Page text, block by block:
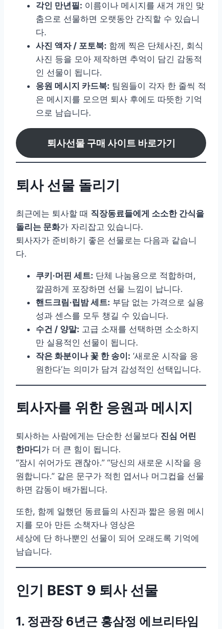
각인 만년필: 이름이나 메시지를 새겨 개인 맞
춤으로 선물하면 오랫동안 간직할 수 있습니
다.
사진 액자 / 포토북: 함께 찍은 단체사진, 회식
사진 등을 모아 제작하면 추억이 담긴 감동적
인 선물이 됩니다.
응원 메시지 카드북: 팀원들이 각자 한 줄씩 적
은 메시지를 모으면 퇴사 후에도 따뜻한 기억
으로 남습니다.
퇴사선물 구매 사이트 바로가기
퇴사 선물 돌리기
최근에는 퇴사할 때 직장동료들에게 소소한 간식을
돌리는 문화가 자리잡고 있습니다.
퇴사자가 준비하기 좋은 선물로는 다음과 같습니
다.
쿠키·머핀 세트: 단체 나눔용으로 적합하며,
깔끔하게 포장하면 선물 느낌이 납니다.
핸드크림·립밤 세트: 부담 없는 가격으로 실용
성과 센스를 모두 챙길 수 있습니다.
수건 / 양말: 고급 소재를 선택하면 소소하지
만 실용적인 선물이 됩니다.
작은 화분이나 꽃 한 송이: ‘새로운 시작을 응
원한다’는 의미가 담겨 감성적인 선택입니다.
퇴사자를 위한 응원과 메시지
퇴사하는 사람에게는 단순한 선물보다 진심 어린
한마디 가 더 큰 힘이 됩니다.
“잠시 쉬어가도 괜찮아.” “당신의 새로운 시작을 응
원합니다.” 같은 문구가 적힌 엽서나 머그컵을 선물
하면 감동이 배가됩니다.
또한, 함께 일했던 동료들의 사진과 짧은 응원 메시
지를 모아 만든 소책자나 영상은
세상에 단 하나뿐인 선물이 되어 오래도록 기억에
남습니다.
인기 BEST 9 퇴사 선물
1. 정관장 6년근 홍삼정 에브리타임